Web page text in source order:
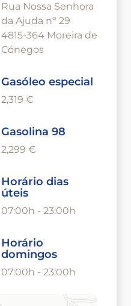
Rua Nossa Senhora
da Ajuda nº 29
4815-364 Moreira de
Cónegos
Gasóleo especial
2,319 €
Gasolina 98
2,299 €
Horário dias
úteis
07:00h - 23:00h
Horário
domingos
07:00h - 23:00h